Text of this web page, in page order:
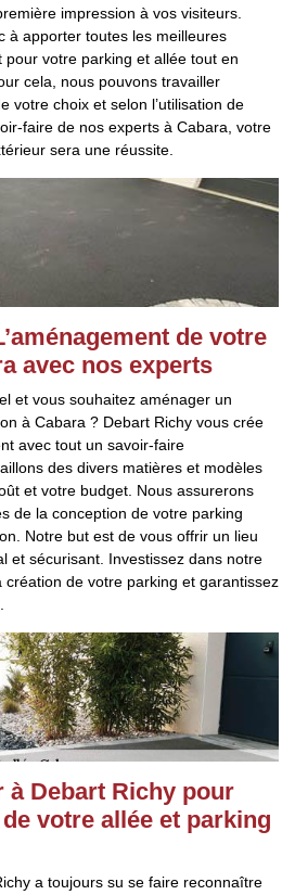
impression à vos visiteurs.
à apporter toutes les meilleures
pour votre parking et allée tout en
cela, nous pouvons travailler
votre choix et selon l’utilisation de
faire de nos experts à Cabara, votre
sera une réussite.
de votre
avec nos experts
et vous souhaitez aménager un
à Cabara ? Debart Richy vous crée
avec tout un savoir-faire
des divers matières et modèles
et votre budget. Nous assurerons
de la conception de votre parking
Notre but est de vous offrir un lieu
et sécurisant. Investissez dans notre
création de votre parking et garantissez
à Debart Richy pour
votre allée et parking
a toujours su se faire reconnaître